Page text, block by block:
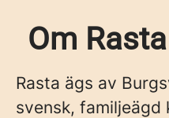
Om
Rasta ägs av
svensk, familjeägd